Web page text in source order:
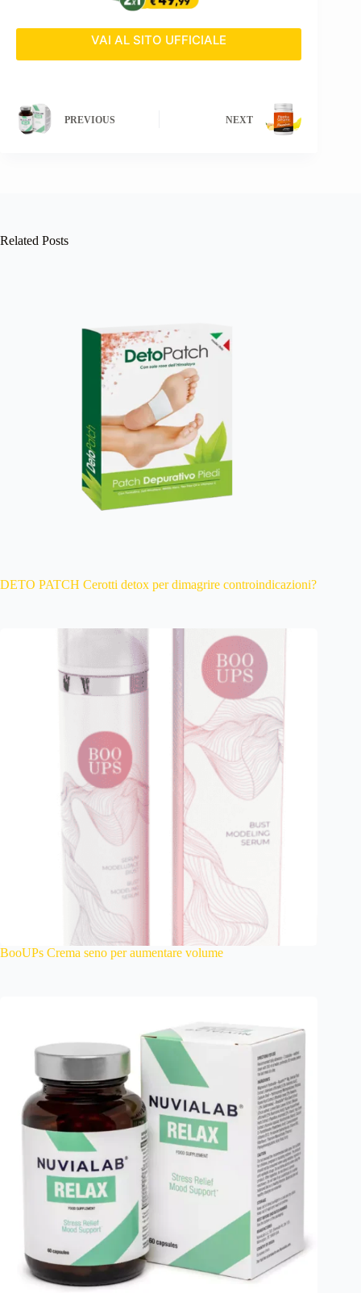
VAI AL SITO UFFICIALE
PREVIOUS NEXT
Related Posts
DETO PATCH Cerotti detox per dimagrire controindicazioni?
BooUPs Crema seno per aumentare volume